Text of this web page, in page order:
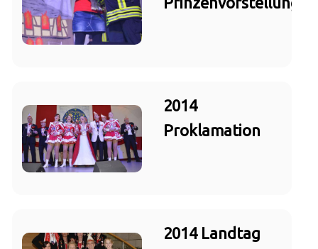
2014
Proklamation
2014 Landtag